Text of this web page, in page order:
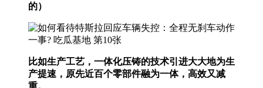
的）
比如生产工艺，一体化压铸的技术引进大大地为生
产提速，原先近百个零部件融为一体，高效又减
重。